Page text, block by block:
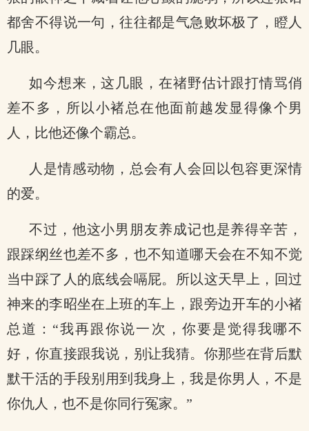
都舍不得说一句，往往都是气急败坏极了，瞪人
几眼。
如今想来，这几眼，在禇野估计跟打情骂俏
差不多，所以小褚总在他面前越发显得像个男
人，比他还像个霸总。
人是情感动物，总会有人会回以包容更深情
的爱。
不过，他这小男朋友养成记也是养得辛苦，
跟踩纲丝也差不多，也不知道哪天会在不知不觉
当中踩了人的底线会嗝屁。所以这天早上，回过
神来的李昭坐在上班的车上，跟旁边开车的小褚
总道：“我再跟你说一次，你要是觉得我哪不
好，你直接跟我说，别让我猜。你那些在背后默
默干活的手段别用到我身上，我是你男人，不是
你仇人，也不是你同行冤家。”